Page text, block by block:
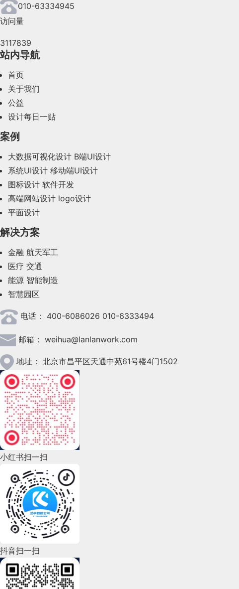
010-63334945
访问量
3117839
站内导航
首页
关于我们
公益
设计每日一贴
案例
大数据可视化设计 B端UI设计
系统UI设计 移动端UI设计
图标设计 软件开发
高端网站设计 logo设计
平面设计
解决方案
金融 航天军工
医疗 交通
能源 智能制造
智慧园区
电话： 400-6086026 010-6333494
邮箱： weihua@lanlanwork.com
地址： 北京市昌平区天通中苑61号楼4门1502
小红书扫一扫
抖音扫一扫